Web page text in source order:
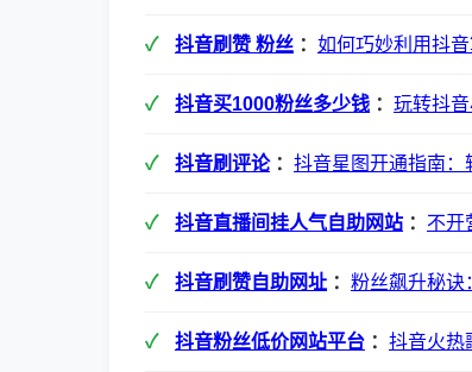
抖音刷赞 粉丝 ： 如何巧妙利用抖
抖音买1000粉丝多少钱 ： 玩转抖
抖音刷评论： 抖音星图开通指南：
抖音直播间挂人气自助网站 ： 不开
抖音刷赞自助网址 ： 粉丝飙升秘诀
抖音粉丝低价网站平台 ： 抖音火热